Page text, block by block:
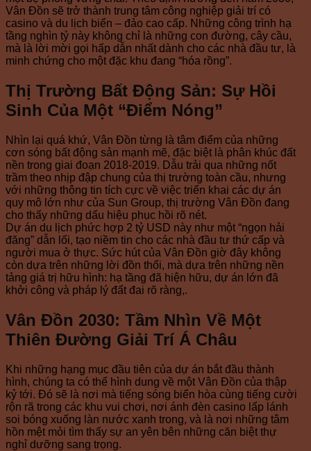
Vân Đồn sẽ trở thành trung tâm công nghiệp giải trí có
casino và du lịch biển – đảo cao cấp. Những công trình hạ
tầng nghìn tỷ này không chỉ là những con đường, cây cầu,
mà là lời mời gọi hấp dẫn nhất dành cho các nhà đầu tư, là
minh chứng cho một đặc khu đang “hóa rồng”.
Thị Trường Bất Động Sản: Sự Hồi
Sinh Của Một “Điểm Nóng”
Nhìn lại quá khứ, Vân Đồn từng là tâm điểm của những
cơn sóng bất động sản mạnh mẽ, đặc biệt là phân khúc đất
nền trong giai đoạn 2018-2019. Dẫu trải qua những nốt
trầm theo nhịp đập chung của thị trường toàn cầu, nhưng
với những thông tin tích cực về việc triển khai các dự án
quy mô lớn như của Sun Group, thị trường Vân Đồn đang
cho thấy những dấu hiệu phục hồi rõ nét.
Dự án du lịch phức hợp 2 tỷ USD này như một “ngọn hải
đăng” dẫn lối, tạo niềm tin cho các nhà đầu tư thứ cấp và
người mua ở thực. Sức hút của Vân Đồn giờ đây không
còn dựa trên những lời đồn thổi, mà dựa trên những nền
tảng giá trị hữu hình: hạ tầng đã hiện hữu, dự án lớn đã
khởi công và pháp lý đất đai rõ ràng,.
Vân Đồn 2030: Tầm Nhìn Về Một
Thiên Đường Giải Trí Á Châu
Khi những hạng mục đầu tiên của dự án bắt đầu thành
hình, chúng ta có thể hình dung về một Vân Đồn của thập
kỷ tới. Đó sẽ là nơi mà tiếng sóng biển hòa cùng tiếng cười
rộn rã trong các khu vui chơi, nơi ánh đèn casino lấp lánh
soi bóng xuống làn nước xanh trong, và là nơi những tâm
hồn mệt mỏi tìm thấy sự an yên bên những căn biệt thự
nghỉ dưỡng sang trọng.